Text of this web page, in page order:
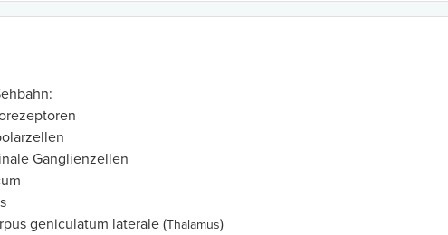
Ganglienzellen
geniculatum laterale (Thalamus)